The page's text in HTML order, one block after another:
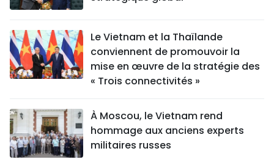
Le Vietnam et la Thaïlande
conviennent de promouvoir la
mise en œuvre de la stratégie des
« Trois connectivités »
À Moscou, le Vietnam rend
hommage aux anciens experts
militaires russes